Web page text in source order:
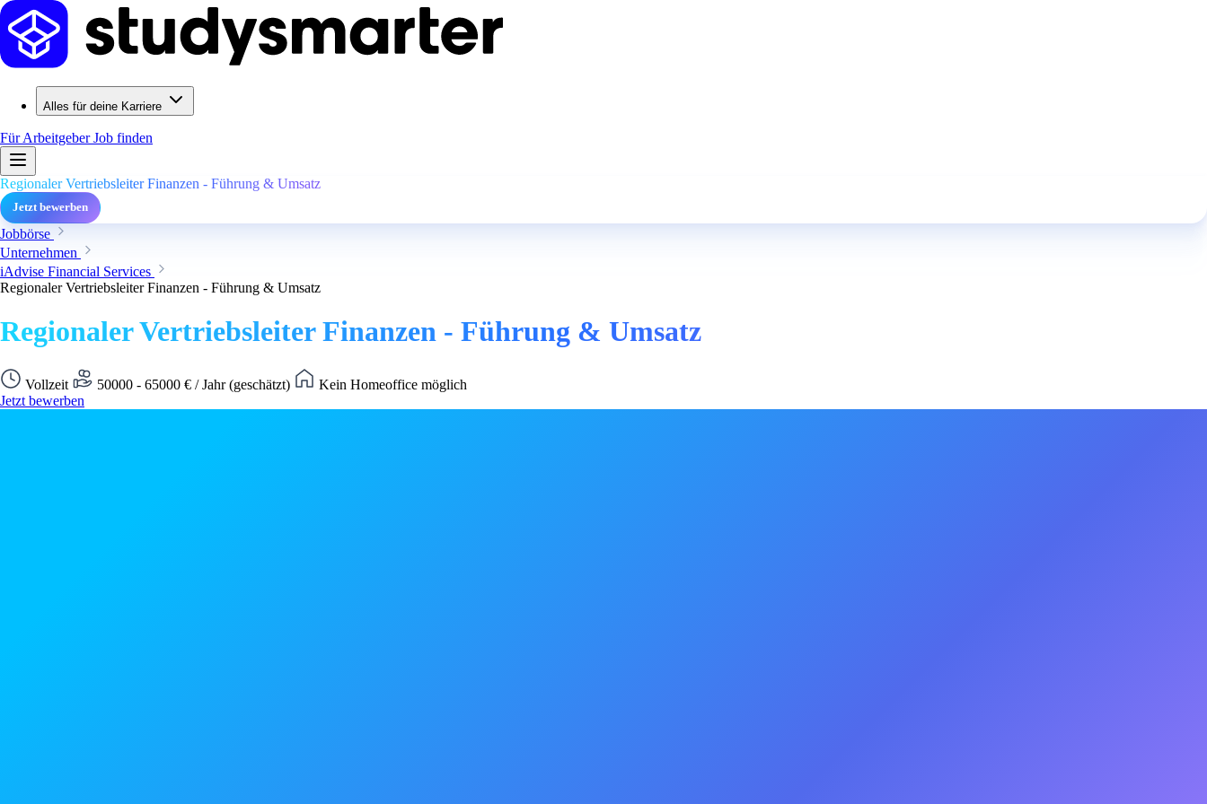
Alles für deine Karriere
Für ArbeitgeberJob finden
Regionaler Vertriebsleiter Finanzen - Führung & Umsatz
Jetzt bewerben
Jobbörse
Unternehmen
iAdvise Financial Services
Regionaler Vertriebsleiter Finanzen - Führung & Umsatz
Regionaler Vertriebsleiter Finanzen - Führung & Umsatz
Vollzeit 50000 - 65000 € / Jahr (geschätzt)
Kein Homeoffice möglich
Jetzt bewerben